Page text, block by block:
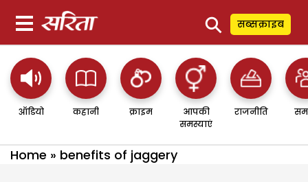
⚲ सब्सक्राइब
ऑडियो कहानी क्राइम
आपकी
समस्याएं
राजनीति
Home » benefits of jaggery